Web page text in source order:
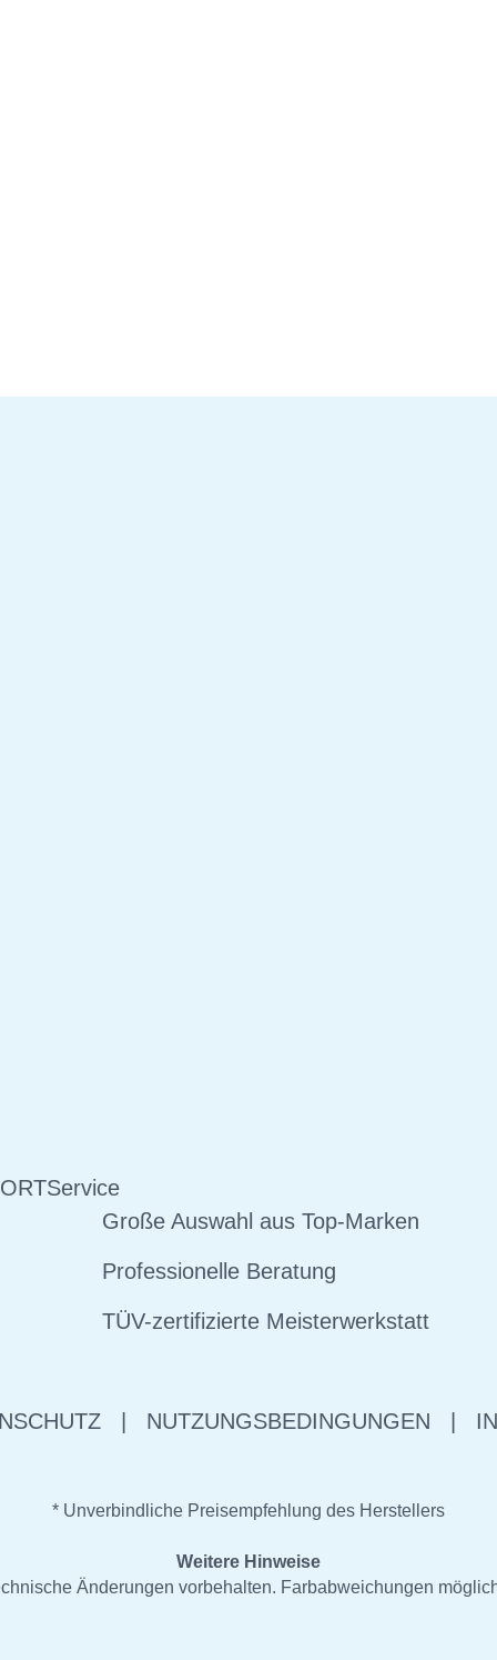
Service
Große Auswahl aus Top-Marken
Professionelle Beratung
TÜV-zertifizierte Meisterwerkstatt
NUTZUNGSBEDINGUNGEN
* Unverbindliche Preisempfehlung des Herstellers
Weitere Hinweise
Änderungen vorbehalten. Farbabweichungen